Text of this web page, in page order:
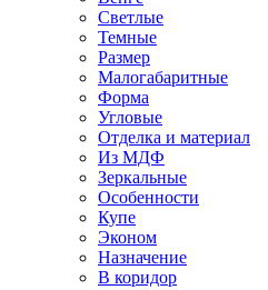
Светлые
Темные
Размер
Малогабаритные
Форма
Угловые
Отделка и материал
Из МДФ
Зеркальные
Особенности
Купе
Эконом
Назначение
В коридор